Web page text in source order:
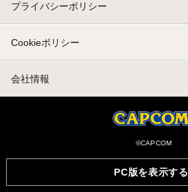
PC版を表示する
プライバシーポリシー
Cookieポリシー
会社情報
©CAPCOM